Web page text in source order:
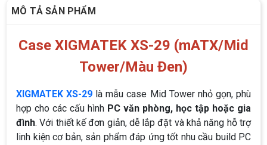
MÔ TẢ SẢN PHẨM
Case XIGMATEK XS-29 (mATX/Mid
Tower/Màu Đen)
XIGMATEK XS-29 là mẫu case Mid Tower nhỏ gọn, phù
hợp cho các cấu hình PC văn phòng, học tập hoặc gia
đình. Với thiết kế đơn giản, dễ lắp đặt và khả năng hỗ trợ
linh kiện cơ bản, sản phẩm đáp ứng tốt nhu cầu build PC